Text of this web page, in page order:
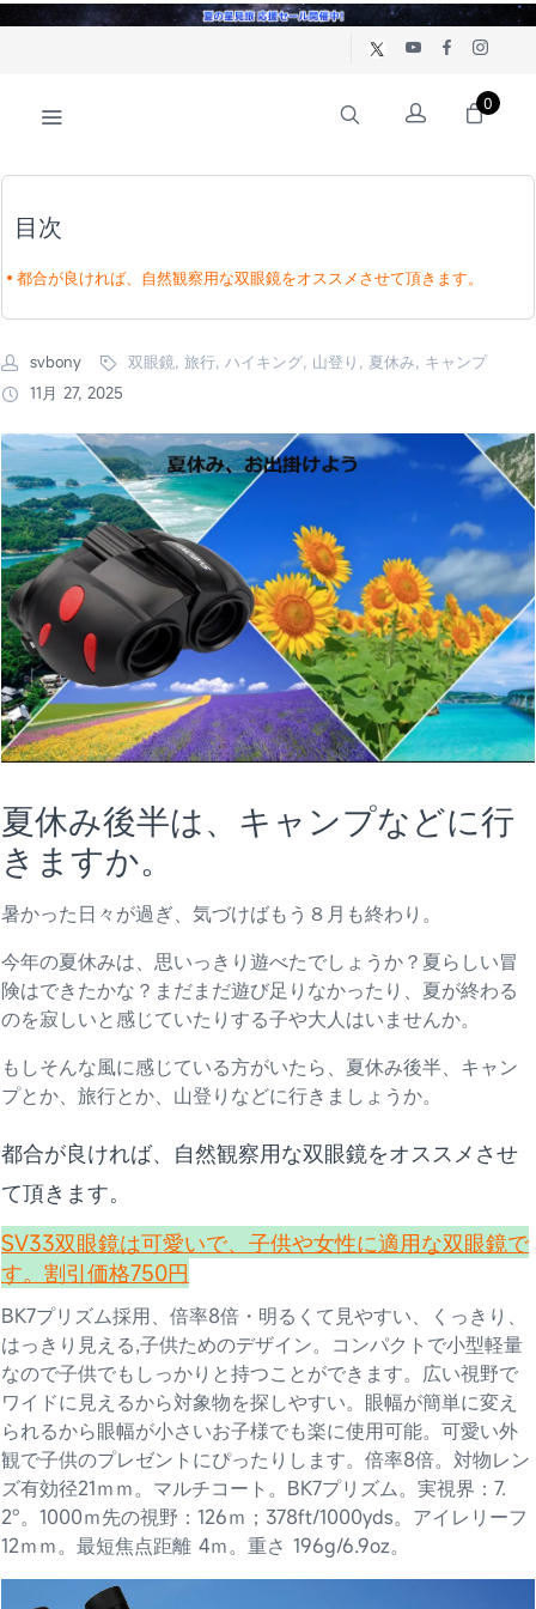
0
目次
都合が良ければ、自然観察用な双眼鏡をオススメさせて頂きます。
svbony
双眼鏡, 旅行, ハイキング, 山登り, 夏休み, キャンプ
11月 27, 2025
夏休み後半は、キャンプなどに行
きますか。
暑かった日々が過ぎ、気づけばもう８月も終わり。
今年の夏休みは、思いっきり遊べたでしょうか？夏らしい冒
険はできたかな？まだまだ遊び足りなかったり、夏が終わる
のを寂しいと感じていたりする子や大人はいませんか。
もしそんな風に感じている方がいたら、夏休み後半、キャン
プとか、旅行とか、山登りなどに行きましょうか。
都合が良ければ、自然観察用な双眼鏡をオススメさせ
て頂きます。
SV33双眼鏡は可愛いで、子供や女性に適用な双眼鏡で
す。割引価格750円
BK7プリズム採用、倍率8倍・明るくて見やすい、くっきり、
はっきり見える,子供ためのデザイン。コンパクトで小型軽量
なので子供でもしっかりと持つことができます。広い視野で
ワイドに見えるから対象物を探しやすい。眼幅が簡単に変え
られるから眼幅が小さいお子様でも楽に使用可能。可愛い外
観で子供のプレゼントにぴったりします。倍率8倍。対物レン
ズ有効径21ｍｍ。マルチコート。BK7プリズム。実視界：7.
2°。1000ｍ先の視野：126ｍ；378ft/1000yds。アイレリーフ
12ｍｍ。最短焦点距離 4ｍ。重さ 196g/6.9oz。